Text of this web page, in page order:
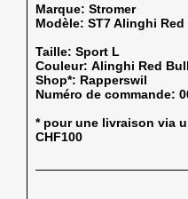
Marque:Stromer
Modèle:ST7 Alinghi
Taille:Sport L
Couleur:Alinghi Red
Shop*: Rapperswil
Numéro de commande:
* pour une livraison via
CHF100